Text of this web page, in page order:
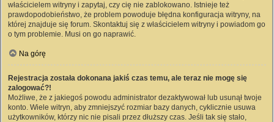
właścicielem witryny i zapytaj, czy cię nie zablokowano. Istnieje też
prawdopodobieństwo, że problem powoduje błędna konfiguracja witryny, na
której znajduje się forum. Skontaktuj się z właścicielem witryny i powiadom go
o tym problemie. Musi on go naprawić.
Na górę
Rejestracja została dokonana jakiś czas temu, ale teraz nie mogę się
zalogować?!
Możliwe, że z jakiegoś powodu administrator dezaktywował lub usunął twoje
konto. Wiele witryn, aby zmniejszyć rozmiar bazy danych, cyklicznie usuwa
użytkowników, którzy nic nie pisali przez dłuższy czas. Jeśli tak się stało,